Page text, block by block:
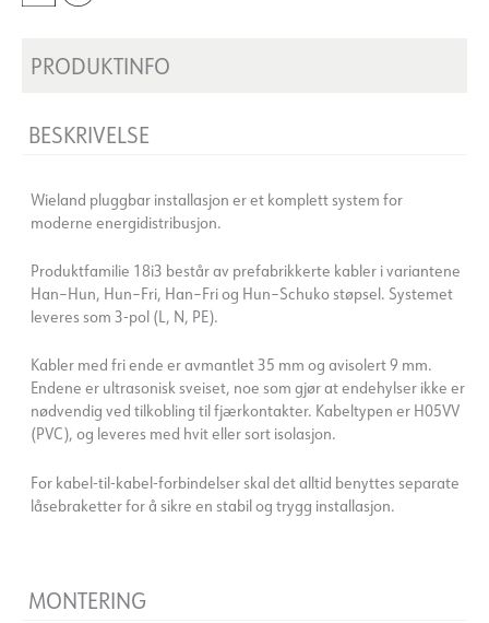
PRODUKTINFO
BESKRIVELSE
Wieland pluggbar installasjon er et komplett system for
moderne energidistribusjon.
Produktfamilie 18i3 består av prefabrikkerte kabler i variantene
Han–Hun, Hun–Fri, Han–Fri og Hun–Schuko støpsel. Systemet
leveres som 3-pol (L, N, PE).
Kabler med fri ende er avmantlet 35 mm og avisolert 9 mm.
Endene er ultrasonisk sveiset, noe som gjør at endehylser ikke er
nødvendig ved tilkobling til fjærkontakter. Kabeltypen er H05VV
(PVC), og leveres med hvit eller sort isolasjon.
For kabel-til-kabel-forbindelser skal det alltid benyttes separate
låsebraketter for å sikre en stabil og trygg installasjon.
MONTERING